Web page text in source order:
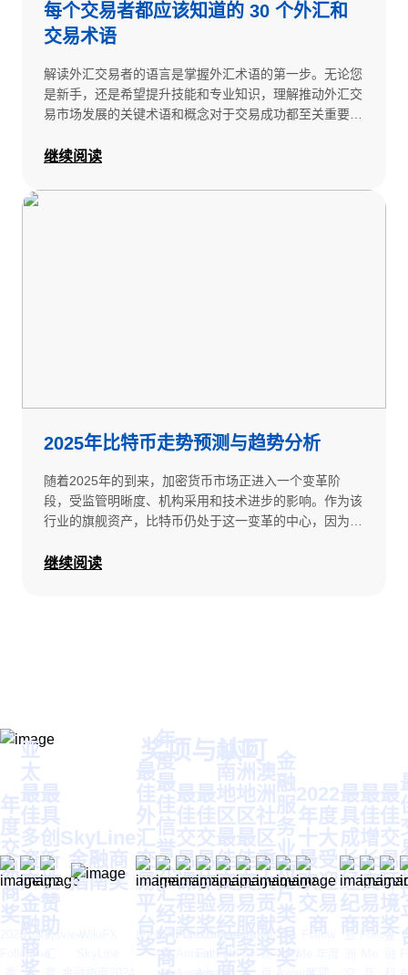
每个交易者都应该知道的 30 个外汇和
交易术语
解读外汇交易者的语言是掌握外汇术语的第一步。无论您
是新手，还是希望提升技能和专业知识，理解推动外汇交
易市场发展的关键术语和概念对于交易成功都至关重要。
动人心的货币交易世界中游刃有余。从解读货币对，到掌
您交易宝库中的又一利器。深入了解这 30 个外汇基本术
继续阅读
2025年比特币走势预测与趋势分析
随着2025年的到来，加密货币市场正进入一个变革阶
段，受监管明晰度、机构采用和技术进步的影响。作为该
行业的旗舰资产，比特币仍处于这一变革的中心，因为新
比特币展望中，我们重点介绍了将影响其价格走势、采用
继续阅读
奖项与认可
年
度
交
易
商
奖
2025
Followme
亚
太
最
佳
多
资
产
金
融
商
奖
Brokersview
年
最
具
创
新
性
赞
助
外
SkyLine
金融商
指南奖
最
佳
外
汇
交
易
平
台
奖
IFINEXPO
年
度
最
佳
信
誉
外
汇
经
纪
商
WikiFX
曼
最
佳
交
易
课
程
奖
ForexBrokers
最
佳
交
易
体
验
奖
Ultimate
Fintech
越
南
地
区
最
佳
交
易
经
纪
商
Traders
Fair
亚
洲
地
区
最
佳
交
易
服
务
奖
Traders
Fair
澳
洲
社
区
重
大
贡
献
奖
胡
润
金
融
服
务
业
短
片
类
银
奖
The
Telly
2022
年度
十大
最受
欢迎
交易
商
Follow
最
具
成
长
经
纪
商
亚
最
佳
增
长
交
易
商
Follow
最
佳
交
易
环
境
奖
金